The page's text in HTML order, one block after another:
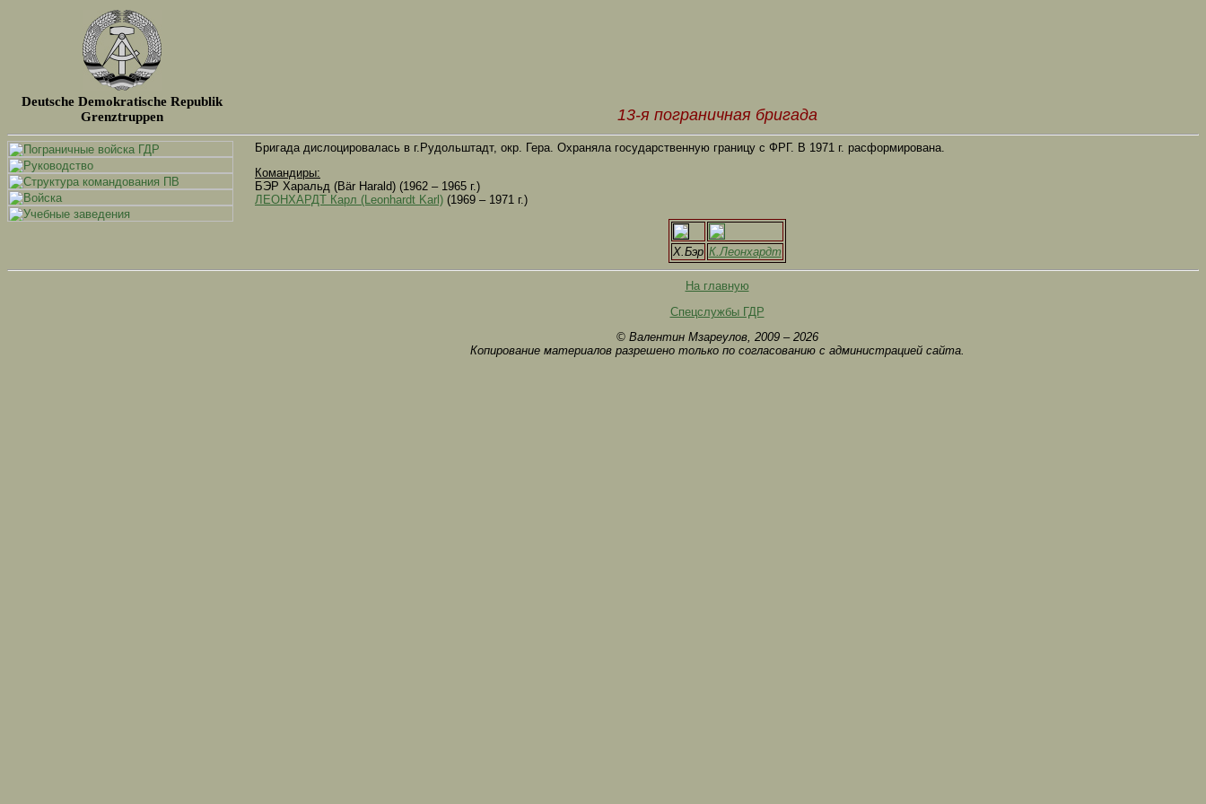
Deutsche Demokratische Republik
Grenztruppen
13-я пограничная бригада
Бригада дислоцировалась в г.Рудольштадт, окр. Гера. Охраняла государственную границу с ФРГ. В 1971 г. расформирована.
Командиры:
БЭР Харальд (Bär Harald) (1962 – 1965 г.)
ЛЕОНХАРДТ Карл (Leonhardt Karl) (1969 – 1971 г.)
Х.Бэр К.Леонхардт
На главную
Спецслужбы ГДР
© Валентин Мзареулов, 2009 – 2026
Копирование материалов разрешено только по согласованию с администрацией сайта.